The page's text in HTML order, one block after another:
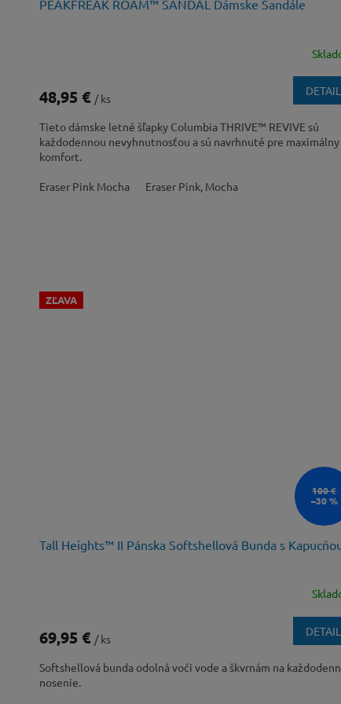
PEAKFREAK ROAM™ SANDAL Dámske Sandále
48,95 € / ks
DETAIL
Tieto dámske letné šľapky Columbia THRIVE™ REVIVE sú
každodennou nevyhnutnosťou a sú navrhnuté pre maximálny
komfort.
Eraser Pink Mocha Eraser Pink, Mocha
ZĽAVA
100 €
–30 %
Tall Heights™ II Pánska Softshellová Bunda s
69,95 € / ks
DETAIL
Softshellová bunda odolná voči vode a škvrnám na
nosenie.